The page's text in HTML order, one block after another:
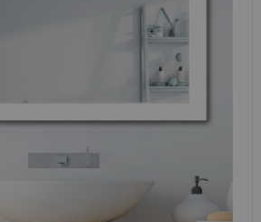
Каталог
зеркал
Шкафчики
Зеркала
Reflex